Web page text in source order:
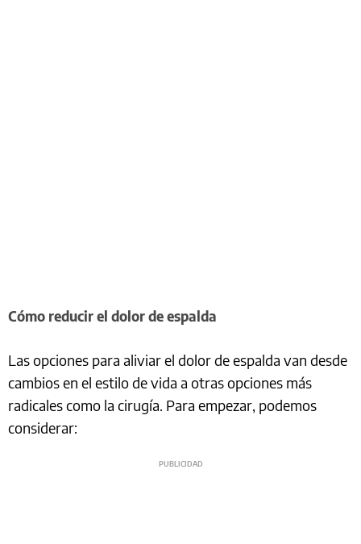
Cómo reducir el dolor de espalda
Las opciones para aliviar el dolor de espalda van desde
cambios en el estilo de vida a otras opciones más
radicales como la cirugía. Para empezar, podemos
considerar: